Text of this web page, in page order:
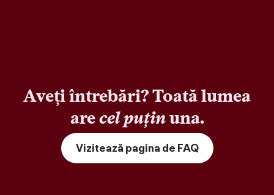
Aveți întrebări? Toată lumea
arecel puținuna.
Vizitează pagina de FAQ